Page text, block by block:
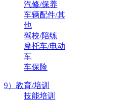
汽修/保养
车辆配件/其
他
驾校/陪练
摩托车/电动
车
车保险
9）教育/培训
技能培训